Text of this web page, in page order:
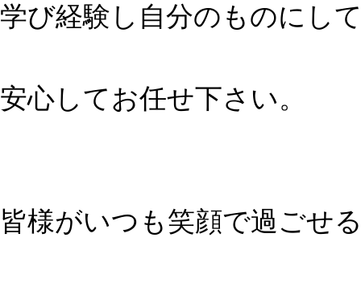
学び経験し自分のものにし
安心してお任せ下さい。
皆様がいつも笑顔で過ごせ